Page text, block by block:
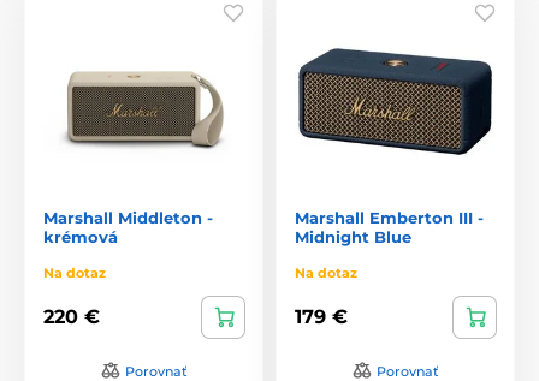
Marshall Middleton -
krémová
Na dotaz
220 €
Porovnať
Marshall Emberton III -
Midnight Blue
Na dotaz
179 €
Porovnať